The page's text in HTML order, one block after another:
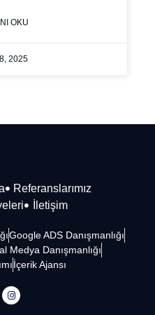
OKU
2025
Referanslarımız
İletişim
Google ADS Danışmanlığı
Medya Danışmanlığı
İçerik Ajansı